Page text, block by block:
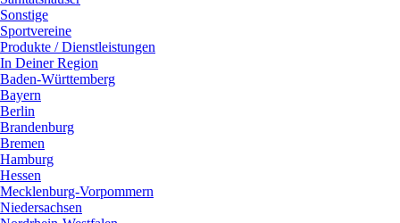
Sonstige
Sportvereine
Produkte / Dienstleistungen
In Deiner Region
Baden-Württemberg
Bayern
Berlin
Brandenburg
Bremen
Hamburg
Hessen
Mecklenburg-Vorpommern
Niedersachsen